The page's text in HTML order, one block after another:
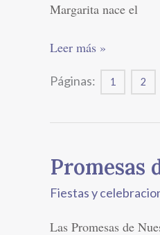
Margarita nace el
Leer más »
Páginas: 1 2
Promesas
Fiestas y
Las Promesas de
Promesas
Sagrado
Corazón